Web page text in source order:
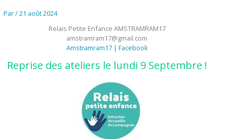
Par/21 août 2024
Relais Petite Enfance AMSTRAMRAM17
amstramram17@gmail.com
Amstramram17 | Facebook
Reprise des ateliers le lundi 9 Septembre !